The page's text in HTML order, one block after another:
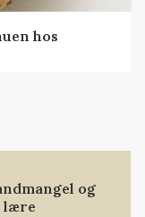
hos
og
lære